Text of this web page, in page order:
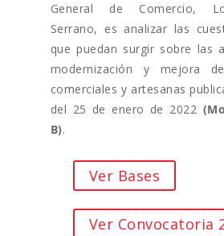
General de Comercio,
Serrano, es analizar las
que puedan surgir sobre las
modernización y mejora
comerciales y artesanas
del 25 de enero de 2022
B).
Ver Bases
Ver Convocatoria